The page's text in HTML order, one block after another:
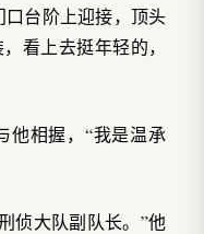
台阶上迎接，顶头
看上去挺年轻的，
他相握，“我是温承
侦大队副队长。”他